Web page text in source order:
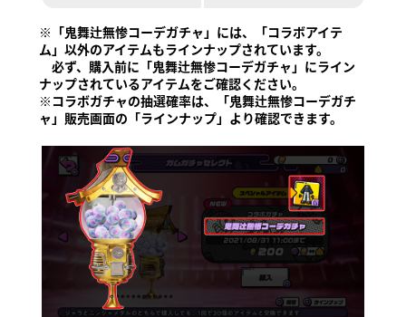
Language
※「鬼舞辻󠄀無惨コーデガチャ」には、「コラボアイテ
ム」以外のアイテムもラインナップされています。
必ず、購入前に「鬼舞辻󠄀無惨コーデガチャ」にライン
ナップされているアイテムをご確認ください。
※コラボガチャの抽選確率は、「鬼舞辻󠄀無惨コーデガチ
ャ」販売画面の「ラインナップ」より確認できます。